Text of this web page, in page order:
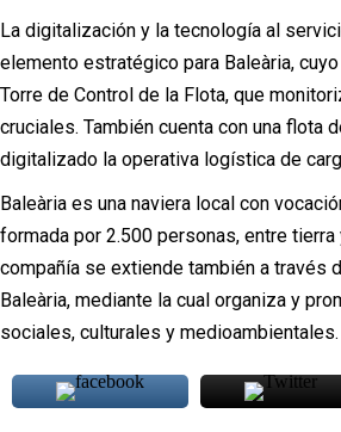
La digitalización y la tecnología al
elemento estratégico para Baleària,
Torre de Control de la Flota, que
cruciales. También cuenta con una flota
digitalizado la operativa logística de
Baleària es una naviera local con
formada por 2.500 personas, entre
compañía se extiende también a través
Baleària, mediante la cual organiza y
sociales, culturales y medioambientales.